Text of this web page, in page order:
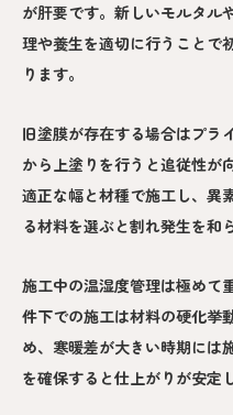
が肝要です。新しいモルタル
理や養生を適切に行うことで
ります。
旧塗膜が存在する場合はプラ
から上塗りを行うと追従性が
適正な幅と材種で施工し、異
る材料を選ぶと割れ発生を和
施工中の温湿度管理は極めて
件下での施工は材料の硬化挙
め、寒暖差が大きい時期には
を確保すると仕上がりが安定